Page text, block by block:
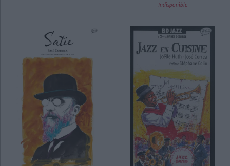
Indisponible